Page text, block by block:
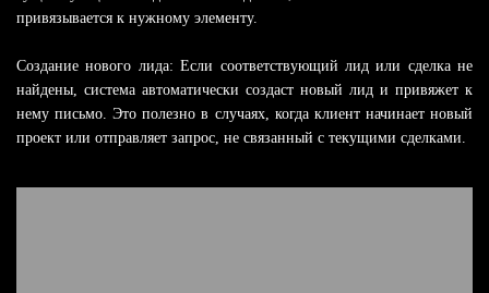
привязывается к нужному элементу.
Создание нового лида: Если соответствующий лид или сделка не
найдены, система автоматически создаст новый лид и привяжет к
нему письмо. Это полезно в случаях, когда клиент начинает новый
проект или отправляет запрос, не связанный с текущими сделками.